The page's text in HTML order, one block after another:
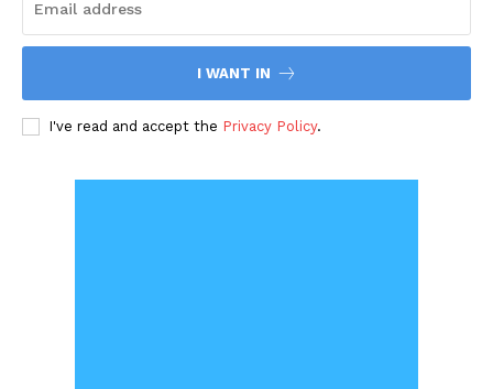
I WANT IN
I've read and accept the Privacy Policy.